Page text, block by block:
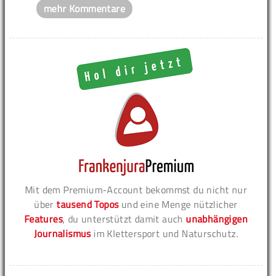
mehr Kommentare
Mit dem Premium-Account bekommst du nicht nur
übertausend Toposund eine Menge nützlicher
Features, du unterstützt damit auch unabhängigen
Journalismusim Klettersport und Naturschutz.